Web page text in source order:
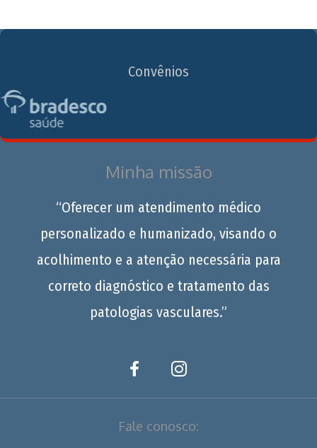
Convênios
Minha missão
“Oferecer um atendimento médico
personalizado e humanizado, visando o
acolhimento e a atenção necessária para
correto diagnóstico e tratamento das
patologias vasculares.”
Fale conosco: